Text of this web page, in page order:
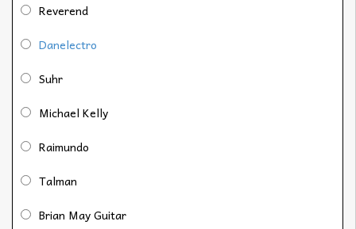
Reverend
Danelectro
Suhr
Michael Kelly
Raimundo
Talman
Brian May Guitar